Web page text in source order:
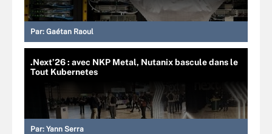
Par: Gaétan Raoul
.Next’26 : avec NKP Metal, Nutanix bascule dans le
Tout Kubernetes
Par: Yann Serra